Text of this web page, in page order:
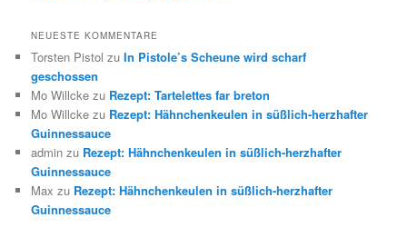
NEUESTE KOMMENTARE
Torsten Pistol zuIn Pistole’s Scheune wird scharf
geschossen
Mo Willcke zu Rezept: Tartelettes far breton
Mo Willcke zu Rezept: Hähnchenkeulen in süßlich-herzhafter
Guinnessauce
admin zu Rezept: Hähnchenkeulen in süßlich-herzhafter
Guinnessauce
Max zu Rezept: Hähnchenkeulen in süßlich-herzhafter
Guinnessauce